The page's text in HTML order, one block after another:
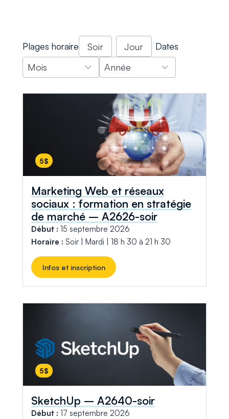
Plages horaire Soir Jour
Dates
Mois
12
results
Année
results
5$
Marketing Web et réseaux
sociaux : formation en stratégie
de marché – A2626-soir
Début : 15 septembre 2026
Horaire : Soir | Mardi | 18 h 30 à 21 h 30
Infos et inscription
5$
SketchUp – A2640-soir
Début : 17 septembre 2026